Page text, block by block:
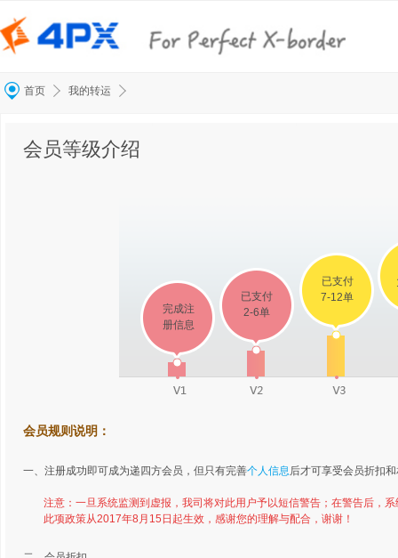
首页 我的转运
会员等级介绍
完成注
册信息
已支付
2-6单
已支付
7-12单
会员规则说明：
一、注册成功即可成为递四方会员，但只有完善个人信息后才可享受会员折扣
注意： 一旦系统监测到虚报，我司将对此用户予以短信警告； 在警告后，
此项政策从2017年8月15日起生效，感谢您的理解与配合，谢谢！